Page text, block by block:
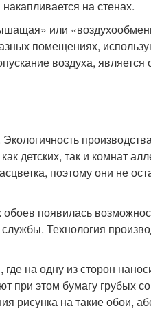
на стенах.
или
помещениях,
воздуха,
детских, так и комнат
поэтому они не
появилась
Технология
на одну из сторон
при этом бумагу грубых
рисунка на такие обои,